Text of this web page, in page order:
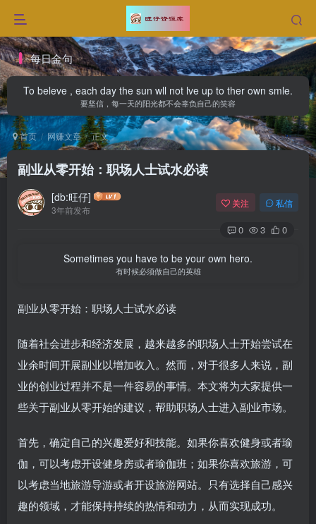
每日金句
To beleve , each day the sun wll not lve up to ther own smle.
要坚信，每一天的阳光都不会辜负自己的笑容
首页 网赚文章 正文
副业从零开始：职场人士试水必读
[db:旺仔]
3年前发布
关注 私信
0 3 0
Sometimes you have to be your own hero.
有时候必须做自己的英雄
副业从零开始：职场人士试水必读
随着社会进步和经济发展，越来越多的职场人士开始尝试在
业余时间开展副业以增加收入。然而，对于很多人来说，副
业的创业过程并不是一件容易的事情。本文将为大家提供一
些关于副业从零开始的建议，帮助职场人士进入副业市场。
首先，确定自己的兴趣爱好和技能。如果你喜欢健身或者瑜
伽，可以考虑开设健身房或者瑜伽班；如果你喜欢旅游，可
以考虑当地旅游导游或者开设旅游网站。只有选择自己感兴
趣的领域，才能保持持续的热情和动力，从而实现成功。